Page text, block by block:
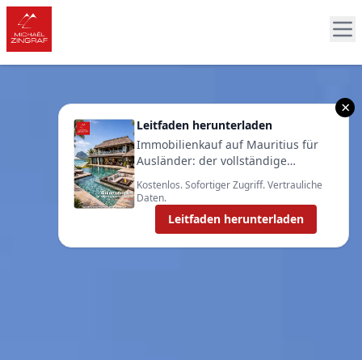
×
Leitfaden herunterladen
Immobilienkauf auf Mauritius für
Ausländer: der vollständige
Leitfaden 2025
Kostenlos. Sofortiger Zugriff. Vertrauliche
Daten.
Leitfaden herunterladen